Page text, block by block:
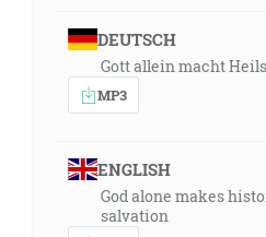
DEUTSCH
Gott allein macht
MP3
ENGLISH
God alone makes
salvation